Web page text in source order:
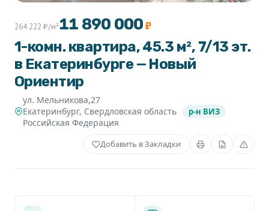
1-комн. квартира, 45.3 м², 7/13 эт.
в Екатеринбурге — Новый
Ориентир
ул. Мельникова,27
Екатеринбург, Свердловская область
Российская Федерация
р-н ВИЗ
264 222 ₽/м²11 890 000 ₽
Добавить в Закладки